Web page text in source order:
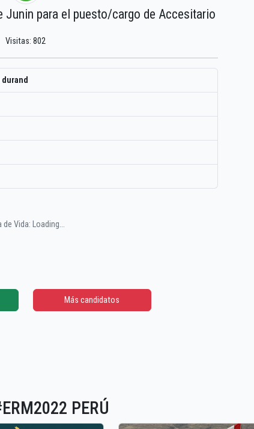
Junin para el puesto/cargo de Accesitario
Visitas: 802
de Vida: Loading...
Más candidatos
PERÚ